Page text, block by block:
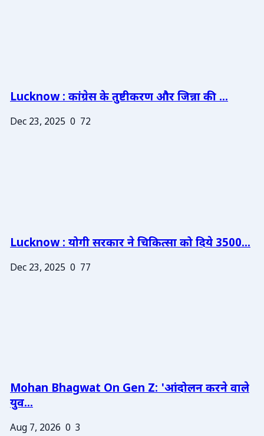
Lucknow : कांग्रेस के तुष्टीकरण और जिन्ना की ...
Dec 23, 2025 0 72
Lucknow : योगी सरकार ने चिकित्सा को दिये 3500...
Dec 23, 2025 0 77
Mohan Bhagwat On Gen Z: 'आंदोलन करने वाले
युव...
Aug 7, 2026 0 3